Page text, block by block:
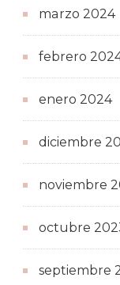
marzo 2024
febrero
enero 2024
diciembre
noviembre
octubre
septiembre